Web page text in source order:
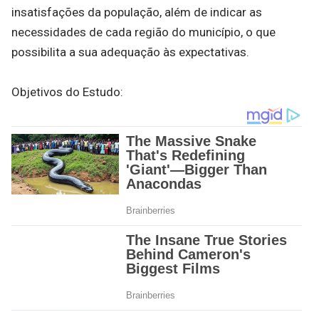
insatisfações da população, além de indicar as
necessidades de cada região do município, o que
possibilita a sua adequação às expectativas.
Objetivos do Estudo: